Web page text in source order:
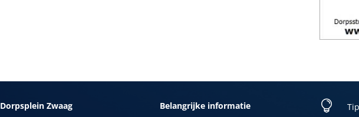
Dorpsplein Zwaag Belangrijke informatie 